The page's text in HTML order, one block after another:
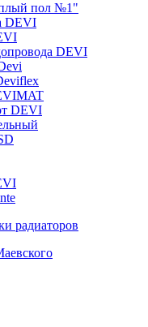
пол №1"
DEVI
DEVI
DEVI
радиаторов